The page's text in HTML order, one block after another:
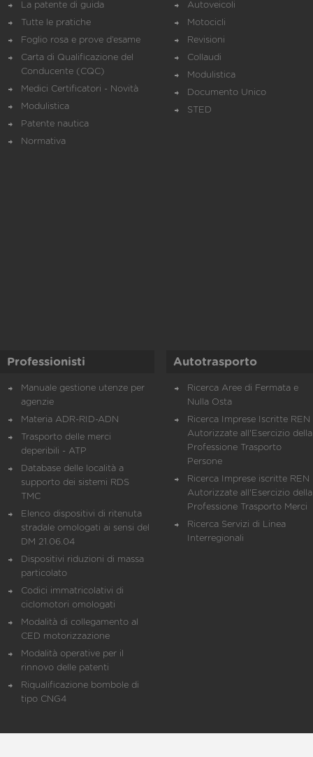
La patente di guida
Tutte le pratiche
Foglio rosa e prove d’esame
Carta di Qualificazione del
Conducente (CQC)
Medici Certificatori - Novità
Modulistica
Patente nautica
Normativa
Autoveicoli
Motocicli
Revisioni
Collaudi
Modulistica
Documento Unico
STED
Professionisti
Manuale gestione utenze per
agenzie
Materia ADR-RID-ADN
Trasporto delle merci
deperibili - ATP
Database delle località a
supporto dei sistemi RDS
TMC
Elenco dispositivi di ritenuta
stradale omologati ai sensi del
DM 21.06.04
Dispositivi riduzioni di massa
particolato
Codici immatricolativi di
ciclomotori omologati
Modalità di collegamento al
CED motorizzazione
Modalità operative per il
rinnovo delle patenti
Riqualificazione bombole di
tipo CNG4
Autotrasporto
Ricerca Aree di Fermata e
Nulla Osta
Ricerca Imprese Iscritte REN
Autorizzate all'Esercizio della
Professione Trasporto
Persone
Ricerca Imprese iscritte REN
Autorizzate all'Esercizio della
Professione Trasporto Merci
Ricerca Servizi di Linea
Interregionali